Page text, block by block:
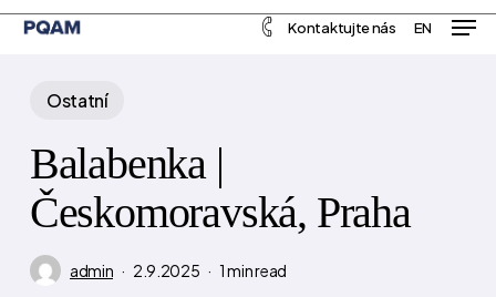
Skip
content
Kontaktujte nás EN
Ostatní
Balabenka |
Českomoravská, Praha
admin 2.9.2025 1 min read
Menu